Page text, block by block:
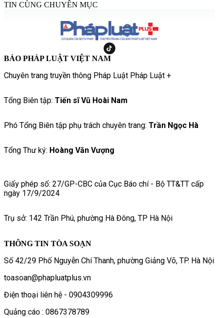
TIN CÙNG CHUYÊN MỤC
BÁO PHÁP LUẬT VIỆT NAM
Chuyên trang truyền thông Pháp Luật Pháp Luật +
Tổng Biên tập: Tiến sĩ Vũ Hoài Nam
Phó Tổng Biên tập phụ trách chuyên trang: Trần Ngọc Hà
Tổng Thư ký: Hoàng Văn Vượng
Giấy phép số: 27/GP-CBC của Cục Báo chí - Bộ TT&TT cấp
ngày 17/9/2024
Trụ sở: 142 Trần Phú, phường Hà Đông, TP Hà Nội
THÔNG TIN TÒA SOẠN
Số 42/29 Phố Nguyễn Chí Thanh, phường Giảng Võ, TP. Hà Nội
toasoan@phapluatplus.vn
Điện thoại liên hệ - 0904309996
Quảng cáo : 0867378789